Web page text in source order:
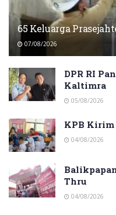
65 Keluarga
07/08/2026
DPR RI
Kaltimra
05/08/2026
KPB Kirim
04/08/2026
Thru
04/08/2026